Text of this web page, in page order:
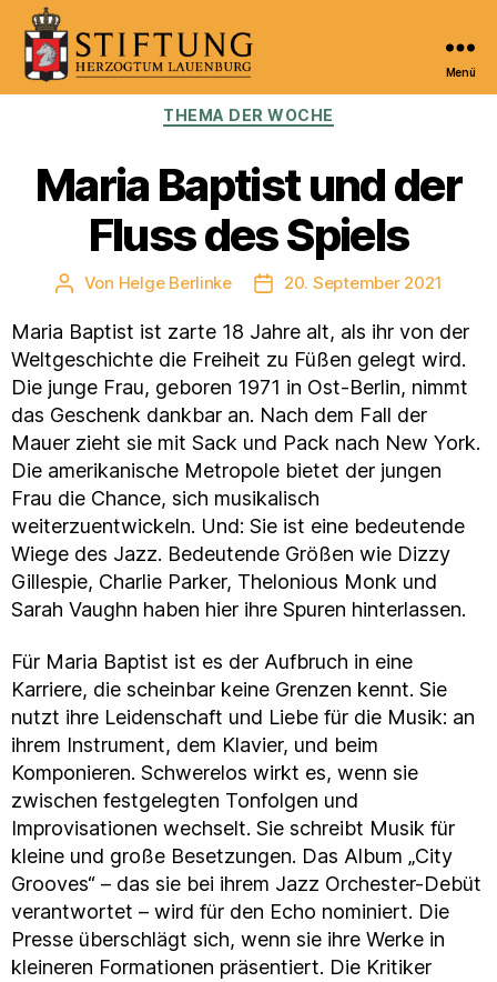
Kulturportal
Herzogtum
Lauenburg
Menü
Kategorien
THEMA DER WOCHE
Maria Baptist und der
Fluss des Spiels
Beitragsautor
Von Helge Berlinke Veröffentlichungsdatum
20. September 2021
Maria Baptist ist zarte 18 Jahre alt, als ihr von der
Weltgeschichte die Freiheit zu Füßen gelegt wird.
Die junge Frau, geboren 1971 in Ost-Berlin, nimmt
das Geschenk dankbar an. Nach dem Fall der
Mauer zieht sie mit Sack und Pack nach New York.
Die amerikanische Metropole bietet der jungen
Frau die Chance, sich musikalisch
weiterzuentwickeln. Und: Sie ist eine bedeutende
Wiege des Jazz. Bedeutende Größen wie Dizzy
Gillespie, Charlie Parker, Thelonious Monk und
Sarah Vaughn haben hier ihre Spuren hinterlassen.
Für Maria Baptist ist es der Aufbruch in eine
Karriere, die scheinbar keine Grenzen kennt. Sie
nutzt ihre Leidenschaft und Liebe für die Musik: an
ihrem Instrument, dem Klavier, und beim
Komponieren. Schwerelos wirkt es, wenn sie
zwischen festgelegten Tonfolgen und
Improvisationen wechselt. Sie schreibt Musik für
kleine und große Besetzungen. Das Album „City
Grooves“ – das sie bei ihrem Jazz Orchester-Debüt
verantwortet – wird für den Echo nominiert. Die
Presse überschlägt sich, wenn sie ihre Werke in
kleineren Formationen präsentiert. Die Kritiker